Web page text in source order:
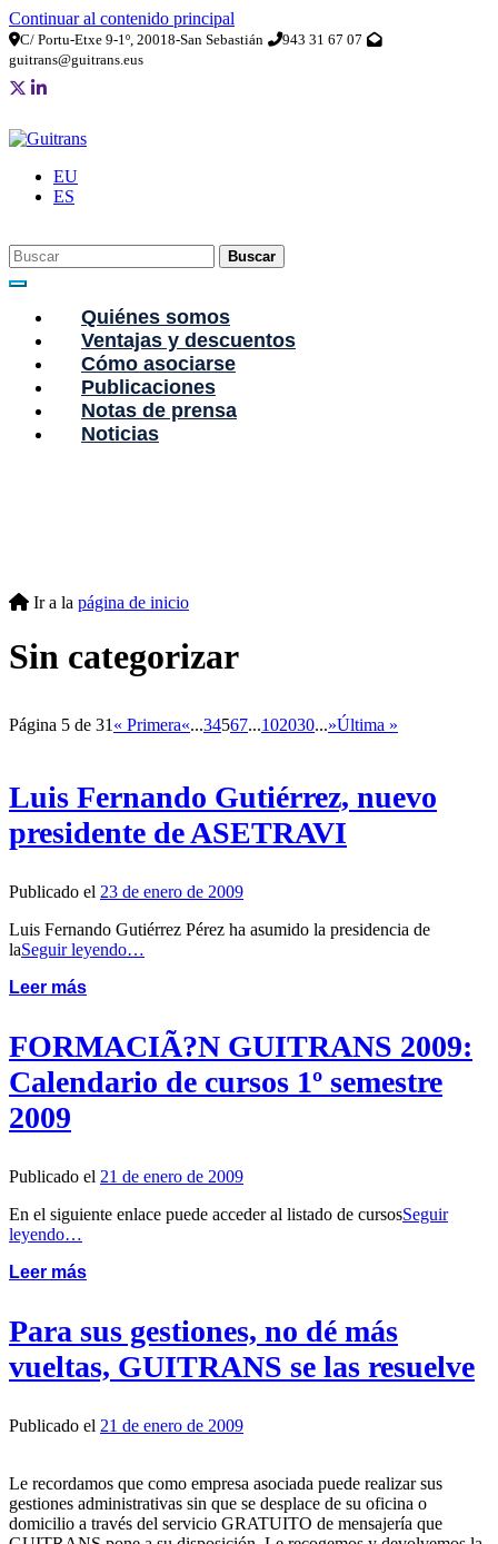
Continuar al contenido principal
C/ Portu-Etxe 9-1º, 20018-San Sebastián
943 31 67 07
guitrans@guitrans.eus
EU
ES
Buscar
Quiénes somos
Ventajas y descuentos
Cómo asociarse
Publicaciones
Notas de prensa
Noticias
Ir a la página de inicio
Sin categorizar
Página 5 de 31 « Primera«...34567...102030...»Última »
Luis Fernando Gutiérrez, nuevo
presidente de ASETRAVI
Publicado el 23 de enero de 2009
Luis Fernando Gutiérrez Pérez ha asumido la presidencia de
laSeguir leyendo…
Leer más
FORMACIÃ?N GUITRANS 2009:
Calendario de cursos 1º semestre
2009
Publicado el 21 de enero de 2009
En el siguiente enlace puede acceder al listado de cursosSeguir
leyendo…
Leer más
Para sus gestiones, no dé más
vueltas, GUITRANS se las resuelve
Publicado el 21 de enero de 2009
Le recordamos que como empresa asociada puede realizar sus
gestiones administrativas sin que se desplace de su oficina o
domicilio a través del servicio GRATUITO de mensajería que